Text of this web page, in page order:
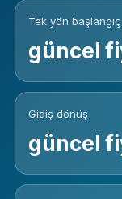
Tek yön başlangıç
güncel
Gidiş dönüş
güncel